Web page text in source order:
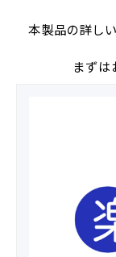
本製品の詳し
まずは